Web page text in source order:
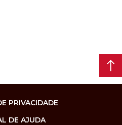
PRIVACIDADE
DE AJUDA